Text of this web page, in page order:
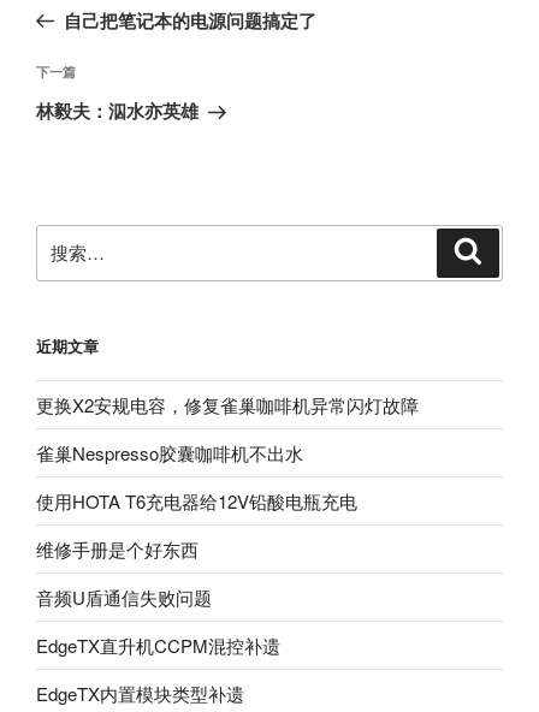
导
航
一
文
章
自己把笔记本的电源问题搞定了
下
一
下一篇
林毅夫：泅水亦英雄
索：
近期文章
更换X2安规电容，修复雀巢咖啡机异常闪灯故障
雀巢Nespresso胶囊咖啡机不出水
使用HOTA T6充电器给12V铅酸电瓶充电
维修手册是个好东西
音频U盾通信失败问题
EdgeTX直升机CCPM混控补遗
EdgeTX内置模块类型补遗